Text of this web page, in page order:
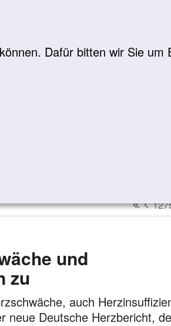
Dafür bitten wir Sie um
erster
und
zu
auch
neue Deutsche Herzbericht,